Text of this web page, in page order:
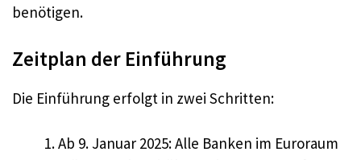
benötigen.
Zeitplan der Einführung
Die Einführung erfolgt in zwei Schritten:
Ab 9. Januar 2025: Alle Banken im Euroraum